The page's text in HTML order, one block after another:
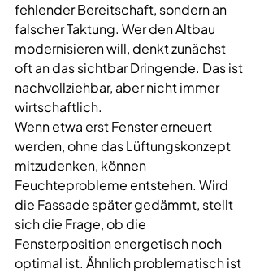
fehlender Bereitschaft, sondern an
falscher Taktung. Wer den Altbau
modernisieren will, denkt zunächst
oft an das sichtbar Dringende. Das ist
nachvollziehbar, aber nicht immer
wirtschaftlich.
Wenn etwa erst Fenster erneuert
werden, ohne das Lüftungskonzept
mitzudenken, können
Feuchteprobleme entstehen. Wird
die Fassade später gedämmt, stellt
sich die Frage, ob die
Fensterposition energetisch noch
optimal ist. Ähnlich problematisch ist